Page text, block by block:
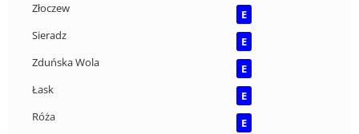
Złoczew
E
Sieradz
E
Zduńska Wola
E
Łask
E
Róża
E